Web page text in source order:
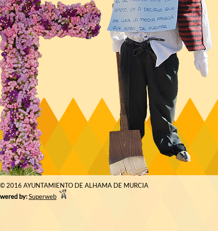
© 2016 AYUNTAMIENTO DE ALHAMA DE MURCIA
by:Superweb